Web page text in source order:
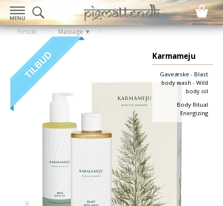
Forside > Massage ▼
Karmameju
Gaveæske - Blast
body wash - Wild
body oil
Body Ritual
Energizing